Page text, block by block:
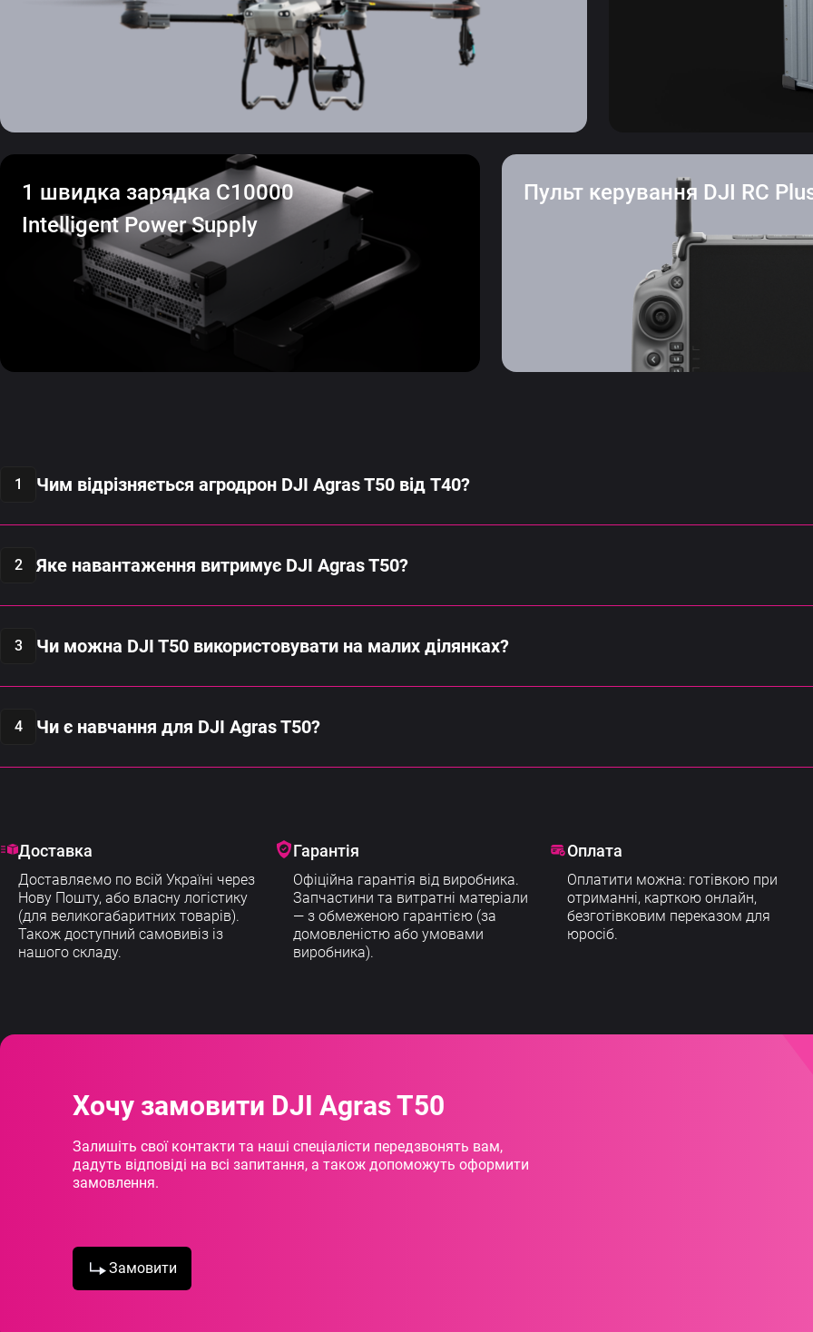
1 швидка зарядка C10000
Intelligent Power Supply
Пульт керування DJI RC
1 Чим відрізняється агродрон DJI Agras T50 від T40?
2
Яке навантаження витримує DJI Agras T50?
3
Чи можна DJI T50 використовувати на малих ділянках?
4
Чи є навчання для DJI Agras T50?
Доставка
Доставляємо по всій Україні через
Нову Пошту, або власну логістику
(для великогабаритних товарів).
Також доступний самовивіз із
нашого складу.
Гарантія
Офіційна гарантія від виробника.
Запчастини та витратні матеріали
— з обмеженою гарантією (за
домовленістю або умовами
виробника).
Оплата
Оплатити можна: готівкою при
отриманні, карткою онлайн,
безготівковим переказом для
юросіб.
Хочу замовити DJI Agras T50
Залишіть свої контакти та наші спеціалісти передзвонять вам,
дадуть відповіді на всі запитання, а також допоможуть оформити
замовлення.
Замовити